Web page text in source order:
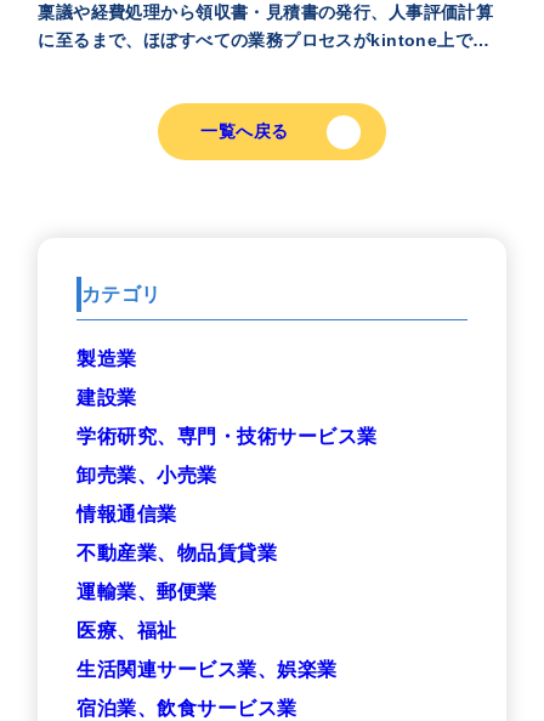
稟議や経費処理から領収書・見積書の発行、人事評価計算
に至るまで、ほぼすべての業務プロセスがkintone上で一
一覧へ戻る
カテゴリ
製造業
建設業
学術研究、専門・技術サービス業
卸売業、小売業
情報通信業
不動産業、物品賃貸業
運輸業、郵便業
医療、福祉
生活関連サービス業、娯楽業
宿泊業、飲食サービス業